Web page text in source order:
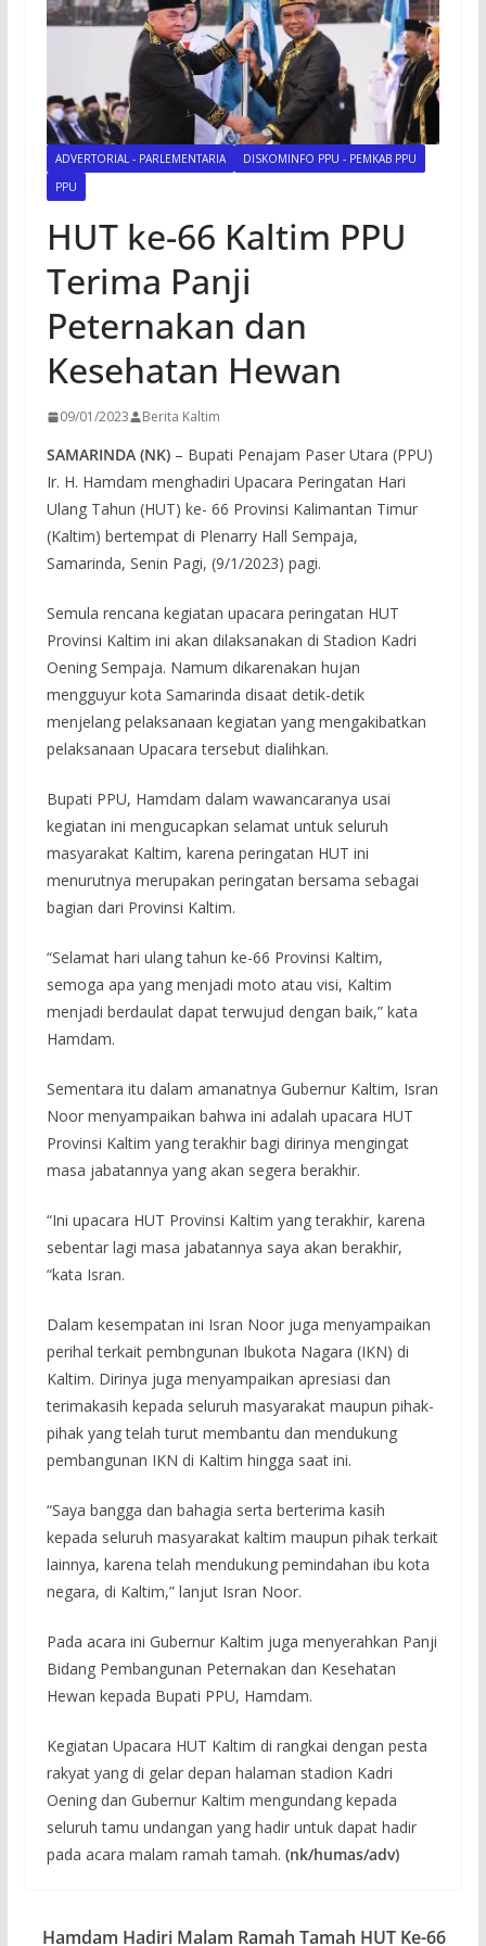
ADVERTORIAL - PARLEMENTARIA
DISKOMINFO PPU - PEMKAB PPU
PPU
HUT ke-66 Kaltim PPU
Terima Panji
Peternakan dan
Kesehatan Hewan
09/01/2023 Berita Kaltim
SAMARINDA (NK)– Bupati Penajam Paser Utara (PPU)
Ir. H. Hamdam menghadiri Upacara Peringatan Hari
Ulang Tahun (HUT) ke- 66 Provinsi Kalimantan Timur
(Kaltim) bertempat di Plenarry Hall Sempaja,
Samarinda, Senin Pagi, (9/1/2023) pagi.
Semula rencana kegiatan upacara peringatan HUT
Provinsi Kaltim ini akan dilaksanakan di Stadion Kadri
Oening Sempaja. Namum dikarenakan hujan
mengguyur kota Samarinda disaat detik-detik
menjelang pelaksanaan kegiatan yang mengakibatkan
pelaksanaan Upacara tersebut dialihkan.
Bupati PPU, Hamdam dalam wawancaranya usai
kegiatan ini mengucapkan selamat untuk seluruh
masyarakat Kaltim, karena peringatan HUT ini
menurutnya merupakan peringatan bersama sebagai
bagian dari Provinsi Kaltim.
“Selamat hari ulang tahun ke-66 Provinsi Kaltim,
semoga apa yang menjadi moto atau visi, Kaltim
menjadi berdaulat dapat terwujud dengan baik,” kata
Hamdam.
Sementara itu dalam amanatnya Gubernur Kaltim, Isran
Noor menyampaikan bahwa ini adalah upacara HUT
Provinsi Kaltim yang terakhir bagi dirinya mengingat
masa jabatannya yang akan segera berakhir.
“Ini upacara HUT Provinsi Kaltim yang terakhir, karena
sebentar lagi masa jabatannya saya akan berakhir,
“kata Isran.
Dalam kesempatan ini Isran Noor juga menyampaikan
perihal terkait pembngunan Ibukota Nagara (IKN) di
Kaltim. Dirinya juga menyampaikan apresiasi dan
terimakasih kepada seluruh masyarakat maupun pihak-
pihak yang telah turut membantu dan mendukung
pembangunan IKN di Kaltim hingga saat ini.
“Saya bangga dan bahagia serta berterima kasih
kepada seluruh masyarakat kaltim maupun pihak terkait
lainnya, karena telah mendukung pemindahan ibu kota
negara, di Kaltim,” lanjut Isran Noor.
Pada acara ini Gubernur Kaltim juga menyerahkan Panji
Bidang Pembangunan Peternakan dan Kesehatan
Hewan kepada Bupati PPU, Hamdam.
Kegiatan Upacara HUT Kaltim di rangkai dengan pesta
rakyat yang di gelar depan halaman stadion Kadri
Oening dan Gubernur Kaltim mengundang kepada
seluruh tamu undangan yang hadir untuk dapat hadir
pada acara malam ramah tamah. (nk/humas/adv)
Hamdam Hadiri Malam Ramah Tamah HUT Ke-66